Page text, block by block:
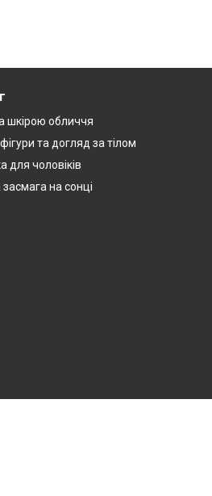
шкірою обличчя
та догляд за тілом
для чоловіків
на сонці